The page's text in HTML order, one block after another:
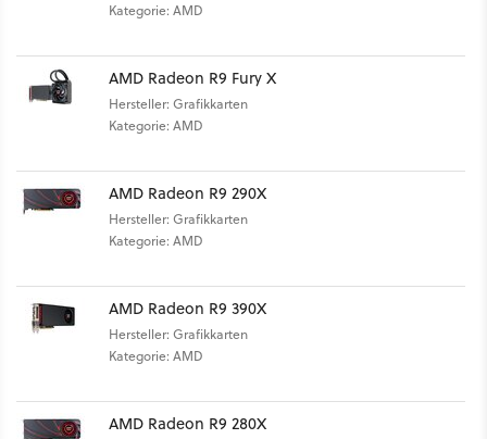
Kategorie: AMD
AMD Radeon R9 Fury X
Hersteller: Grafikkarten
Kategorie: AMD
AMD Radeon R9 290X
Hersteller: Grafikkarten
Kategorie: AMD
AMD Radeon R9 390X
Hersteller: Grafikkarten
Kategorie: AMD
AMD Radeon R9 280X